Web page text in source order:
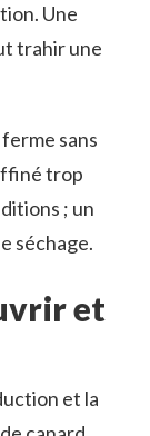
Une
trahir une
sans
trop
; un
séchage.
et
et la